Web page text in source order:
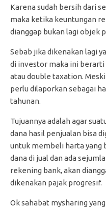
Karena sudah bersih dari
maka ketika keuntungan
dianggap bukan lagi objek
Sebab jika dikenakan lagi
di investor maka ini berarti
atau double taxation.
perlu dilaporkan sebagai
tahunan.
Tujuannya adalah agar
dana hasil penjualan bisa
untuk membeli harta yang
dana di jual dan ada
rekening bank, akan
dikenakan pajak progresif.
Ok sahabat mysharing